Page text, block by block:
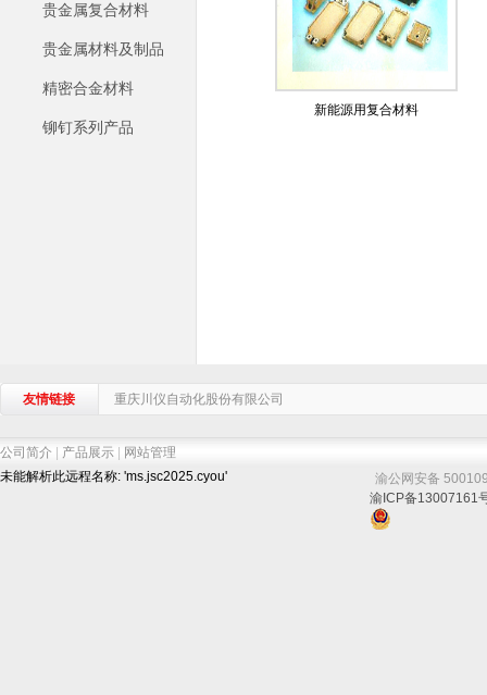
贵金属复合材料
贵金属材料及制品
精密合金材料
铆钉系列产品
新能源用复合材料
友情链接 重庆川仪自动化股份有限公司
公司简介 产品展示
网站管理
渝公网安备
渝ICP备13007161
未能解析此远程名称: 'ms.jsc2025.cyou'